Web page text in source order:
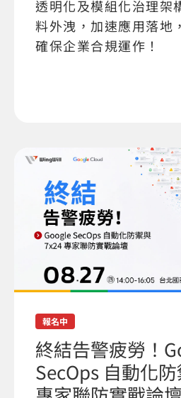
透明化及模組化治理架
料外洩，加速應用落地
確保企業合規運作！
報名中
終結告警疲勞！
SecOps 自動化